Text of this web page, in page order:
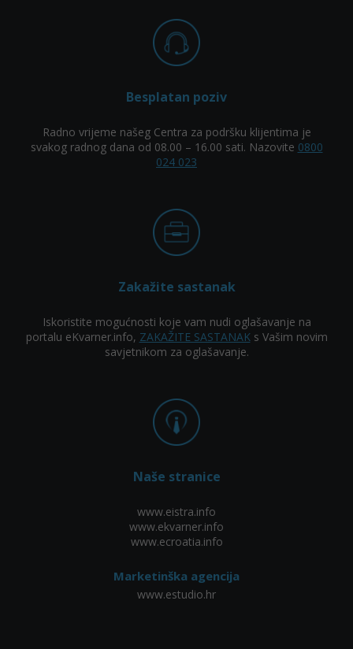
Besplatan poziv
Radno vrijeme našeg Centra za podršku klijentima je
svakog radnog dana od 08.00 – 16.00 sati. Nazovite 0800
024 023
Zakažite sastanak
Iskoristite mogućnosti koje vam nudi oglašavanje na
portalu eKvarner.info, ZAKAŽITE SASTANAKs Vašim novim
savjetnikom za oglašavanje.
Naše stranice
www.eistra.info
www.ekvarner.info
www.ecroatia.info
Marketinška agencija
www.estudio.hr